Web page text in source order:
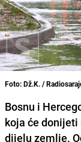
Foto: Dž.K. /
Bosnu i
koja će
dijelu zemlje.